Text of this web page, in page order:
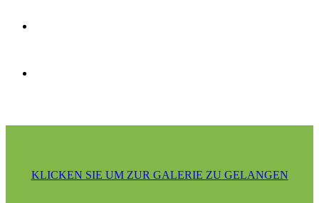
KLICKEN SIE UM ZUR GALERIE ZU GELANGEN